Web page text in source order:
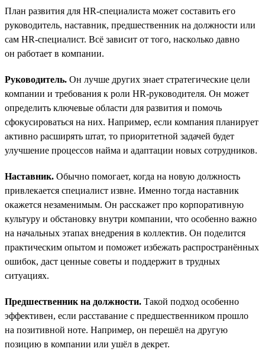
План развития для HR-специалиста может составить его
руководитель, наставник, предшественник на должности или
сам HR-специалист. Всё зависит от того, насколько давно
он работает в компании.
Руководитель. Он лучше других знает стратегические цели
компании и требования к роли HR-руководителя. Он может
определить ключевые области для развития и помочь
сфокусироваться на них. Например, если компания планирует
активно расширять штат, то приоритетной задачей будет
улучшение процессов найма и адаптации новых сотрудников.
Наставник. Обычно помогает, когда на новую должность
привлекается специалист извне. Именно тогда наставник
окажется незаменимым. Он расскажет про корпоративную
культуру и обстановку внутри компании, что особенно важно
на начальных этапах внедрения в коллектив. Он поделится
практическим опытом и поможет избежать распространённых
ошибок, даст ценные советы и поддержит в трудных
ситуациях.
Предшественник на должности. Такой подход особенно
эффективен, если расставание с предшественником прошло
на позитивной ноте. Например, он перешёл на другую
позицию в компании или ушёл в декрет.